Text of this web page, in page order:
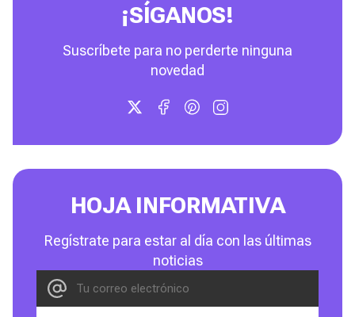
¡SÍGANOS!
Suscríbete para no perderte ninguna
novedad
HOJA INFORMATIVA
Regístrate para estar al día con las últimas
noticias